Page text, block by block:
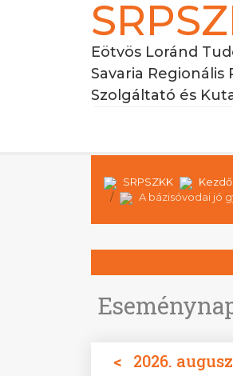
Eötvös Loránd
Savaria Regionális
Szolgáltató és
SRPSZKK
A bázisóvodai jó
< 2026.